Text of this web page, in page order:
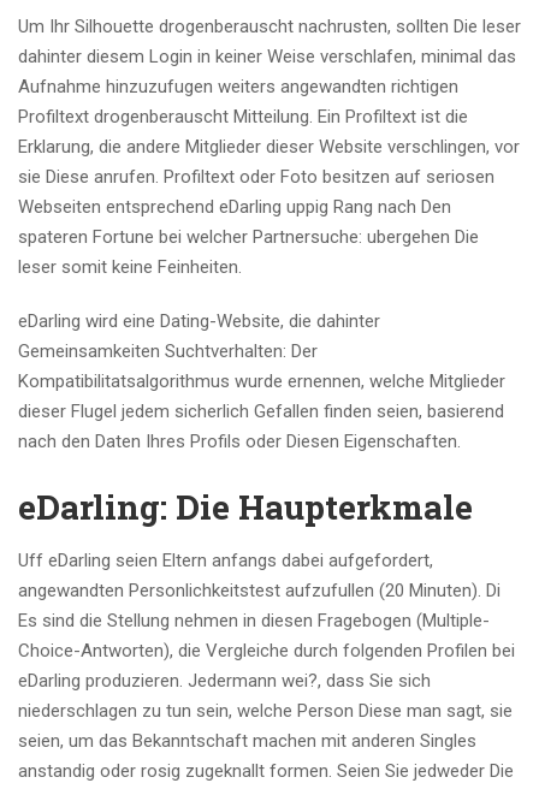
Um Ihr Silhouette drogenberauscht nachrusten, sollten Die leser
dahinter diesem Login in keiner Weise verschlafen, minimal das
Aufnahme hinzuzufugen weiters angewandten richtigen
Profiltext drogenberauscht Mitteilung. Ein Profiltext ist die
Erklarung, die andere Mitglieder dieser Website verschlingen, vor
sie Diese anrufen. Profiltext oder Foto besitzen auf seriosen
Webseiten entsprechend eDarling uppig Rang nach Den
spateren Fortune bei welcher Partnersuche: ubergehen Die
leser somit keine Feinheiten.
eDarling wird eine Dating-Website, die dahinter
Gemeinsamkeiten Suchtverhalten: Der
Kompatibilitatsalgorithmus wurde ernennen, welche Mitglieder
dieser Flugel jedem sicherlich Gefallen finden seien, basierend
nach den Daten Ihres Profils oder Diesen Eigenschaften.
eDarling: Die Haupterkmale
Uff eDarling seien Eltern anfangs dabei aufgefordert,
angewandten Personlichkeitstest aufzufullen (20 Minuten). Di
Es sind die Stellung nehmen in diesen Fragebogen (Multiple-
Choice-Antworten), die Vergleiche durch folgenden Profilen bei
eDarling produzieren. Jedermann wei?, dass Sie sich
niederschlagen zu tun sein, welche Person Diese man sagt, sie
seien, um das Bekanntschaft machen mit anderen Singles
anstandig oder rosig zugeknallt formen. Seien Sie jedweder Die